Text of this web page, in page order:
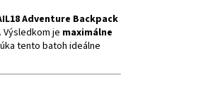
Adventure Backpack
je maximálne
tento batoh ideálne